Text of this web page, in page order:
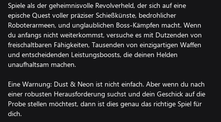
Spiele als der geheimnisvolle Revolverheld, der sich auf eine
epische Quest voller präziser Schießkünste, bedrohlicher
Roboterarmeen, und unglaublichen Boss-Kämpfen macht. Wenn
du anfangs nicht weiterkommst, versuche es mit Dutzenden von
freischaltbaren Fähigkeiten, Tausenden von einzigartigen Waffen
und entscheidenden Leistungsboosts, die deinen Helden
unaufhaltsam machen.
Eine Warnung: Dust & Neon ist nicht einfach. Aber wenn du nach
einer robusten Herausforderung suchst und dein Geschick auf die
Probe stellen möchtest, dann ist dies genau das richtige Spiel für
dich.